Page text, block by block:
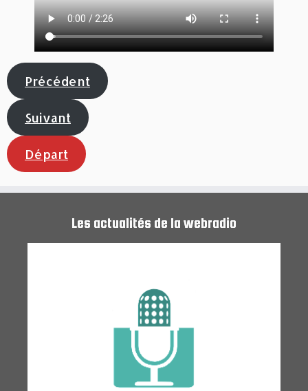
Précédent
Suivant
Départ
Les actualités de la webradio